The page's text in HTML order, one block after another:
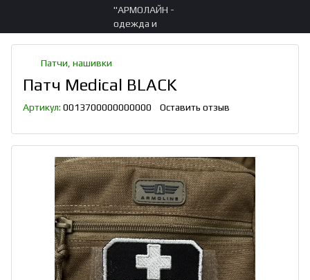
Патчи, нашивки
Патч Medical BLACK
Артикул: 0013700000000000 Оставить отзыв